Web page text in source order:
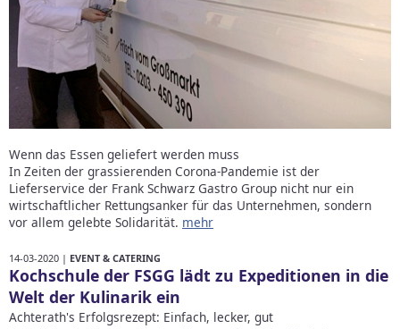
Wenn das Essen geliefert werden muss
In Zeiten der grassierenden Corona-Pandemie ist der
Lieferservice der Frank Schwarz Gastro Group nicht nur ein
wirtschaftlicher Rettungsanker für das Unternehmen, sondern
vor allem gelebte Solidarität. mehr
14-03-2020 | EVENT & CATERING
Kochschule der FSGG lädt zu Expeditionen in die
Welt der Kulinarik ein
Achterath's Erfolgsrezept: Einfach, lecker, gut